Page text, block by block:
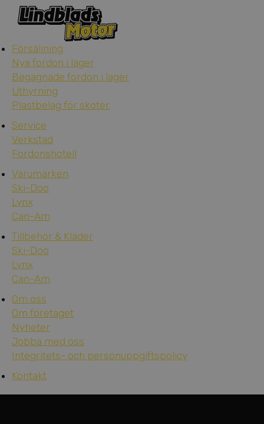
Försäljning
Nya fordon i lager
Begagnade fordon i lager
Uthyrning
Plastbelag för skoter
Service
Verkstad
Fordonshotell
Varumärken
Ski-Doo
Lynx
Can-Am
Tillbehör & Kläder
Ski-Doo
Lynx
Can-Am
Om oss
Om företaget
Nyheter
Jobba med oss
Integritets- och personuppgiftspolicy
Kontakt